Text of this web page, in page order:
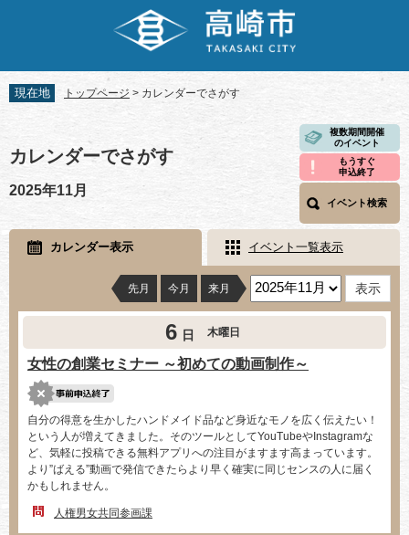
先
頭
を
飛
て
本
現在地 トップページ > カレンダーでさがす
文
カレンダーでさがす
複数期間開催
のイベント
もうすぐ
申込終了
イベント検索
2025年11月
カレンダー表示 イベント一覧表示
先月 今月 来月
6 日 木曜日
女性の創業セミナー ～初めての動画制作～
自分の得意を生かしたハンドメイド品など身近なモノを広く伝えたい！
という人が増えてきました。そのツールとしてYouTubeやInstagramな
ど、気軽に投稿できる無料アプリへの注目がますます高まっています。
より”ばえる”動画で発信できたらより早く確実に同じセンスの人に届く
かもしれません。
人権男女共同参画課